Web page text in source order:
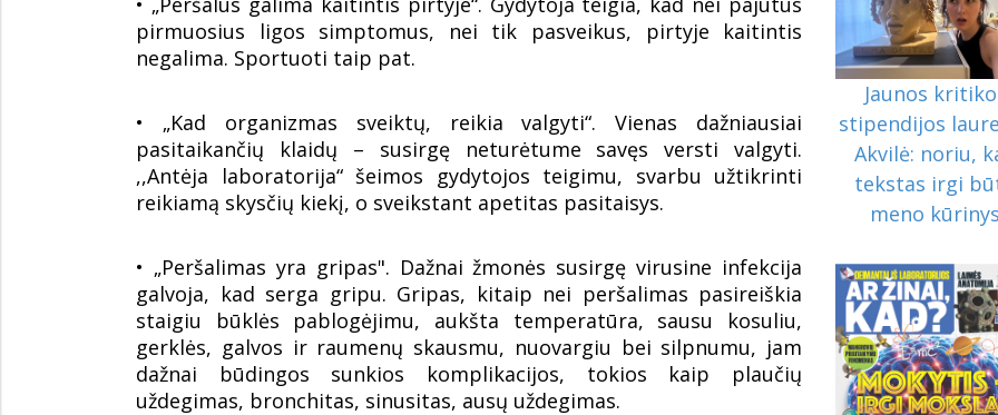
pirmuosius ligos simptomus, nei tik pasveikus, pirtyje kaitintis
negalima. Sportuoti taip pat.
• „Kad organizmas sveiktų, reikia valgyti“. Vienas dažniausiai
pasitaikančių klaidų – susirgę neturėtume savęs versti valgyti.
,,Antėja laboratorija“ šeimos gydytojos teigimu, svarbu užtikrinti
reikiamą skysčių kiekį, o sveikstant apetitas pasitaisys.
• „Peršalimas yra gripas". Dažnai žmonės susirgę virusine infekcija
galvoja, kad serga gripu. Gripas, kitaip nei peršalimas pasireiškia
staigiu būklės pablogėjimu, aukšta temperatūra, sausu kosuliu,
gerklės, galvos ir raumenų skausmu, nuovargiu bei silpnumu, jam
dažnai būdingos sunkios komplikacijos, tokios kaip plaučių
uždegimas, bronchitas, sinusitas, ausų uždegimas.
Jaunos
stipendijos
Akvilė: noriu,
tekstas irgi
meno